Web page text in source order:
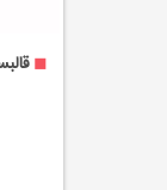
در دستگاه فرز